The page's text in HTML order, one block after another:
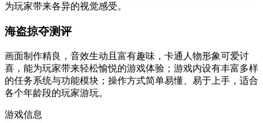
为玩家带来各异的视觉感受。
海盗掠夺测评
画面制作精良，音效生动且富有趣味，卡通人物形象可爱讨
喜，能为玩家带来轻松愉悦的游戏体验；游戏内设有丰富多样
的任务系统与功能模块；操作方式简单易懂、易于上手，适合
各个年龄段的玩家游玩。
游戏信息